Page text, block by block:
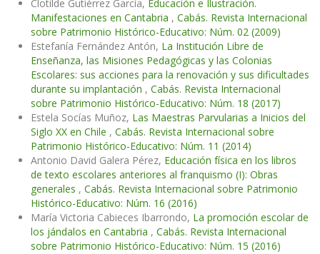
Clotilde Gutiérrez García, Educación e Ilustración.
Manifestaciones en Cantabria , Cabás. Revista Internacional
sobre Patrimonio Histórico-Educativo: Núm. 02 (2009)
Estefanía Fernández Antón, La Institución Libre de
Enseñanza, las Misiones Pedagógicas y las Colonias
Escolares: sus acciones para la renovación y sus dificultades
durante su implantación , Cabás. Revista Internacional
sobre Patrimonio Histórico-Educativo: Núm. 18 (2017)
Estela Socías Muñoz, Las Maestras Parvularias a Inicios del
Siglo XX en Chile , Cabás. Revista Internacional sobre
Patrimonio Histórico-Educativo: Núm. 11 (2014)
Antonio David Galera Pérez, Educación física en los libros
de texto escolares anteriores al franquismo (I): Obras
generales , Cabás. Revista Internacional sobre Patrimonio
Histórico-Educativo: Núm. 16 (2016)
María Victoria Cabieces Ibarrondo, La promoción escolar de
los jándalos en Cantabria , Cabás. Revista Internacional
sobre Patrimonio Histórico-Educativo: Núm. 15 (2016)